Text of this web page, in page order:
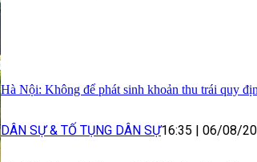
Hà Nội: Không để phát sinh khoản thu trái quy
DÂN SỰ & TỐ TỤNG DÂN SỰ16:35 | 06/08/